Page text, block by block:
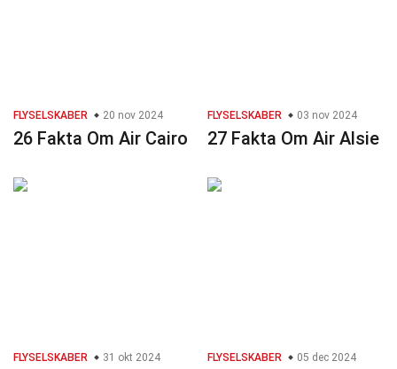
FLYSELSKABER 20 nov 2024
26 Fakta Om Air Cairo
FLYSELSKABER 03 nov 2024
27 Fakta Om Air Alsie
FLYSELSKABER 31 okt 2024 FLYSELSKABER 05 dec 2024